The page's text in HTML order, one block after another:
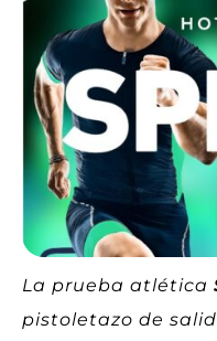
La prueba atlética
pistoletazo de